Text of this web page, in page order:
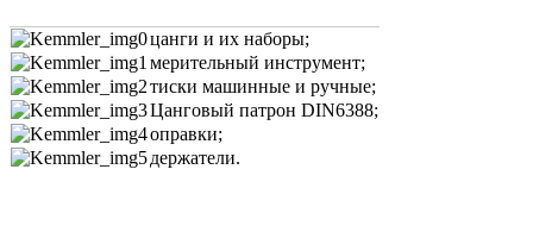
цанги и их наборы;
мерительный инструмент;
тиски машинные и ручные;
Цанговый патрон DIN6388;
оправки;
держатели.